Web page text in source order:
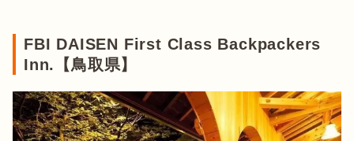
FBI DAISEN First Class Backpackers
Inn.【鳥取県】